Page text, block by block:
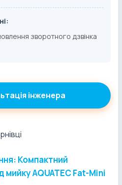
зворотного дзвінка
інженера
Компактний
AQUATEC Fat-Mini